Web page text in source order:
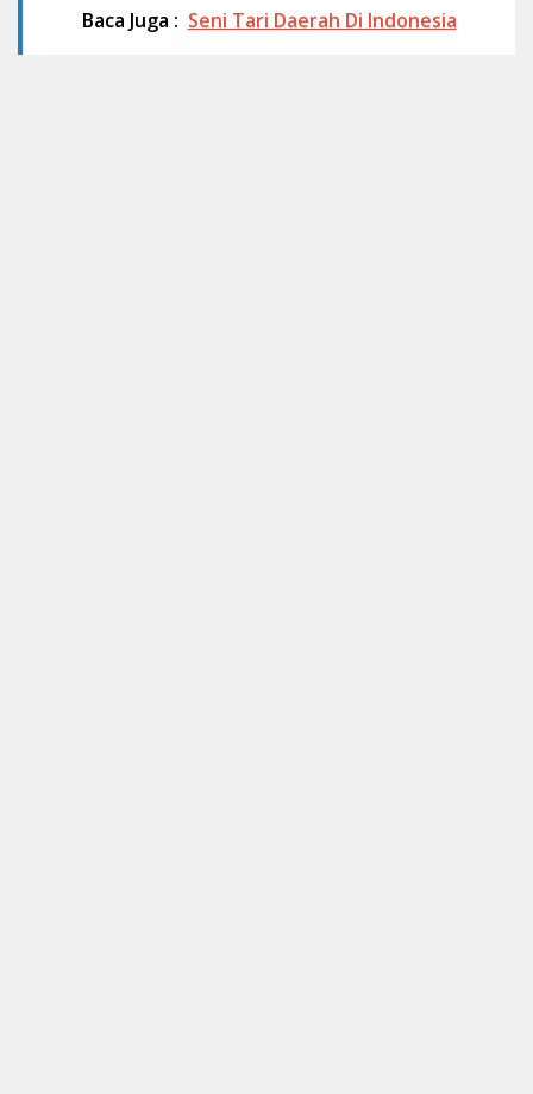
Baca Juga : Seni Tari Daerah Di Indonesia